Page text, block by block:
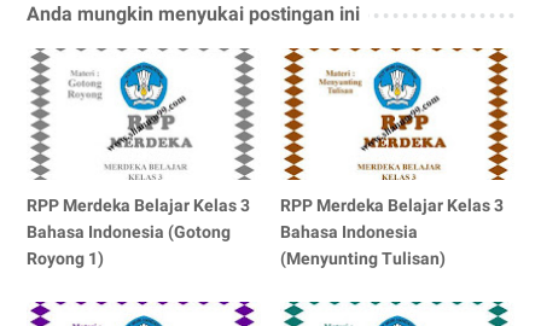
Anda mungkin menyukai postingan ini
RPP Merdeka Belajar Kelas 3
Bahasa Indonesia (Gotong
Royong 1)
RPP Merdeka Belajar Kelas 3
Bahasa Indonesia
(Menyunting Tulisan)